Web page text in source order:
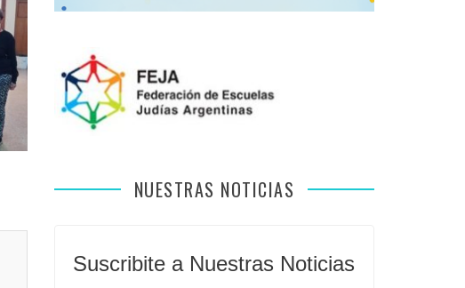
NUESTRAS NOTICIAS
Suscribite a Nuestras Noticias